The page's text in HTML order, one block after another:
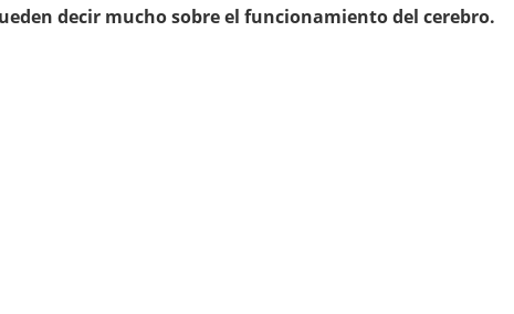
decir mucho sobre el funcionamiento del cerebro.